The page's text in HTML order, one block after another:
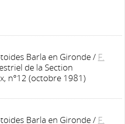
Barla en Gironde/ F.
de la Section
n°12 (octobre 1981)
Barla en Gironde/ F.